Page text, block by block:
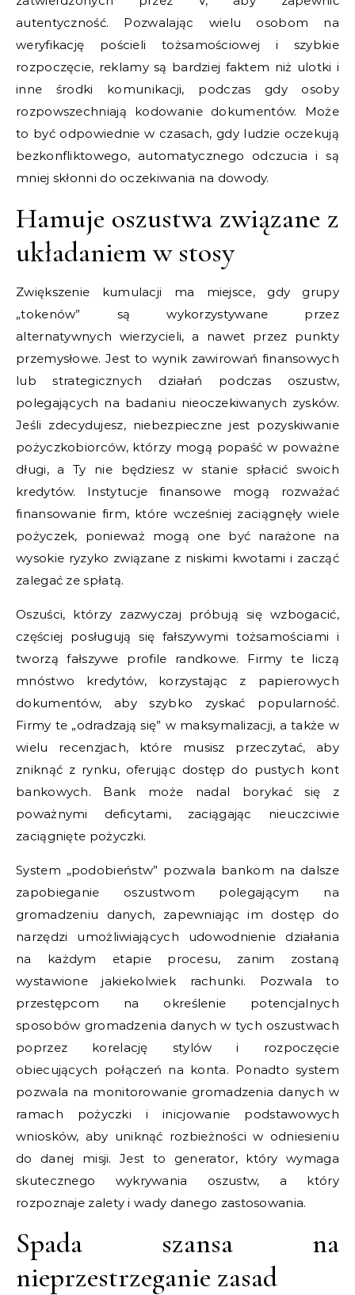
autentyczność. Pozwalając wielu osobom na
weryfikację pościeli tożsamościowej i szybkie
rozpoczęcie, reklamy są bardziej faktem niż ulotki i
inne środki komunikacji, podczas gdy osoby
rozpowszechniają kodowanie dokumentów. Może
to być odpowiednie w czasach, gdy ludzie oczekują
bezkonfliktowego, automatycznego odczucia i są
mniej skłonni do oczekiwania na dowody.
Hamuje oszustwa związane z
układaniem w stosy
Zwiększenie kumulacji ma miejsce, gdy grupy
„tokenów” są wykorzystywane przez
alternatywnych wierzycieli, a nawet przez punkty
przemysłowe. Jest to wynik zawirowań finansowych
lub strategicznych działań podczas oszustw,
polegających na badaniu nieoczekiwanych zysków.
Jeśli zdecydujesz, niebezpieczne jest pozyskiwanie
pożyczkobiorców, którzy mogą popaść w poważne
długi, a Ty nie będziesz w stanie spłacić swoich
kredytów. Instytucje finansowe mogą rozważać
finansowanie firm, które wcześniej zaciągnęły wiele
pożyczek, ponieważ mogą one być narażone na
wysokie ryzyko związane z niskimi kwotami i zacząć
zalegać ze spłatą.
Oszuści, którzy zazwyczaj próbują się wzbogacić,
częściej posługują się fałszywymi tożsamościami i
tworzą fałszywe profile randkowe. Firmy te liczą
mnóstwo kredytów, korzystając z papierowych
dokumentów, aby szybko zyskać popularność.
Firmy te „odradzają się” w maksymalizacji, a także w
wielu recenzjach, które musisz przeczytać, aby
zniknąć z rynku, oferując dostęp do pustych kont
bankowych. Bank może nadal borykać się z
poważnymi deficytami, zaciągając nieuczciwie
zaciągnięte pożyczki.
System „podobieństw” pozwala bankom na dalsze
zapobieganie oszustwom polegającym na
gromadzeniu danych, zapewniając im dostęp do
narzędzi umożliwiających udowodnienie działania
na każdym etapie procesu, zanim zostaną
wystawione jakiekolwiek rachunki. Pozwala to
przestępcom na określenie potencjalnych
sposobów gromadzenia danych w tych oszustwach
poprzez korelację stylów i rozpoczęcie
obiecujących połączeń na konta. Ponadto system
pozwala na monitorowanie gromadzenia danych w
ramach pożyczki i inicjowanie podstawowych
wniosków, aby uniknąć rozbieżności w odniesieniu
do danej misji. Jest to generator, który wymaga
skutecznego wykrywania oszustw, a który
rozpoznaje zalety i wady danego zastosowania.
Spada szansa na
nieprzestrzeganie zasad